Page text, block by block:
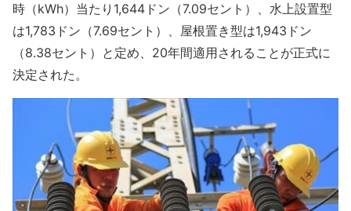
時（kWh）当たり1,644ドン（7.09セント）、水上設置型
は1,783ドン（7.69セント）、屋根置き型は1,943ドン
（8.38セント）と定め、20年間適用されることが正式に
決定された。